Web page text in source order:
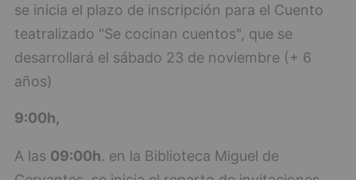
se inicia el plazo de inscripción para el Cuento
teatralizado "Se cocinan cuentos", que se
desarrollará el sábado 23 de noviembre (+ 6
años)
9:00h,
A las 09:00h. en la Biblioteca Miguel de